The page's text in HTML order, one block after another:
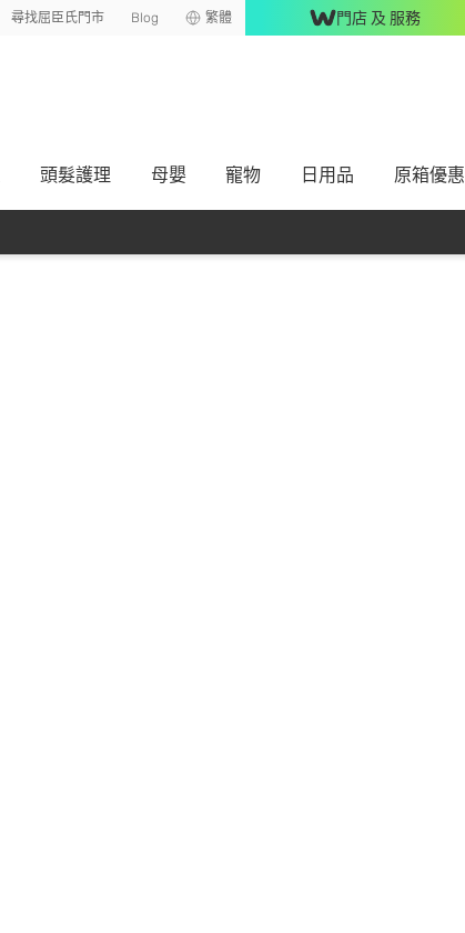
尋找屈臣氏門市 Blog 繁體 門店 及 服務
頭髮護理 母嬰 寵物 日用品 原箱優惠